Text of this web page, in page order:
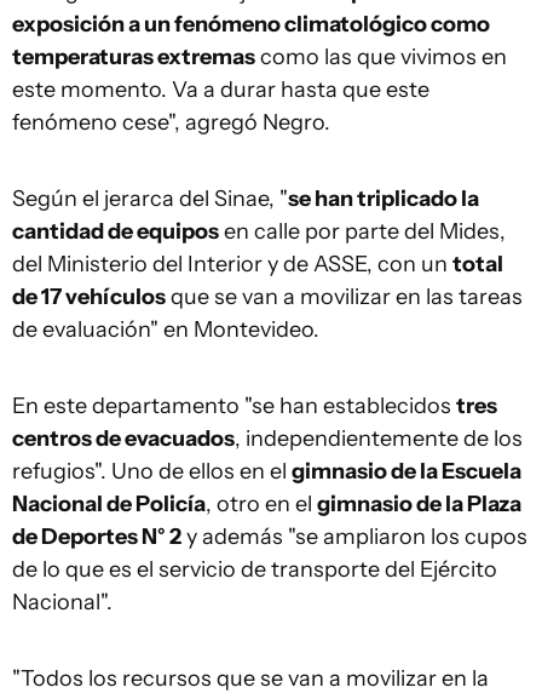
exposición a un fenómeno climatológico como
temperaturas extremascomo las que vivimos en
este momento. Va a durar hasta que este
fenómeno cese", agregó Negro.
Según el jerarca del Sinae, "se han triplicado la
cantidad de equiposen calle por parte del Mides,
del Ministerio del Interior y de ASSE, con un total
de 17 vehículosque se van a movilizar en las tareas
de evaluación" en Montevideo.
En este departamento "se han establecidos tres
centros de evacuados, independientemente de los
refugios". Uno de ellos en el gimnasio de la Escuela
Nacional de Policía, otro en el gimnasio de la Plaza
de Deportes N° 2y además "se ampliaron los cupos
de lo que es el servicio de transporte del Ejército
Nacional".
"Todos los recursos que se van a movilizar en la